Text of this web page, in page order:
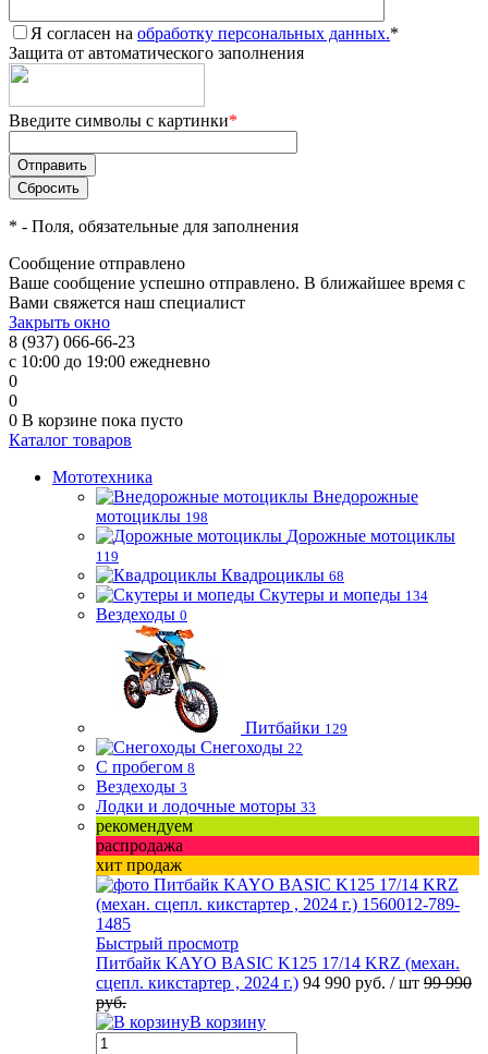
Я согласен на обработку персональных данных.*
Защита от автоматического заполнения
Введите символы с картинки*
* - Поля, обязательные для заполнения
Сообщение отправлено
Ваше сообщение успешно отправлено. В ближайшее время с
Вами свяжется наш специалист
Закрыть окно
8 (937) 066-66-23
с 10:00 до 19:00 ежедневно
0
0
0 В корзине пока пусто
Каталог товаров
Мототехника
Внедорожные
мотоциклы 198
Дорожные мотоциклы
119
Квадроциклы 68
Скутеры и мопеды 134
Вездеходы 0
Питбайки 129
Снегоходы 22
С пробегом 8
Вездеходы 3
Лодки и лодочные моторы 33
рекомендуем
распродажа
хит продаж
Быстрый просмотр
Питбайк KAYO BASIC K125 17/14 KRZ (механ.
сцепл. кикстартер , 2024 г.) 94 990 руб. / шт 99 990
руб.
В корзину